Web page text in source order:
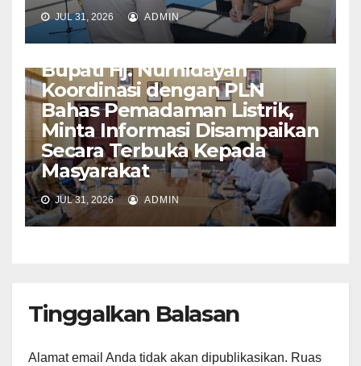
JUL 31, 2026 ADMIN
Bupati Hj. Nurhidayah
Koordinasi dengan PLN
Bahas Pemadaman Listrik,
Minta Informasi Disampaikan
Secara Terbuka Kepada
Masyarakat
JUL 31, 2026 ADMIN
Tinggalkan Balasan
Alamat email Anda tidak akan dipublikasikan. Ruas